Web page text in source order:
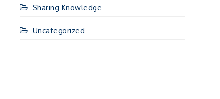
Sharing Knowledge
Uncategorized